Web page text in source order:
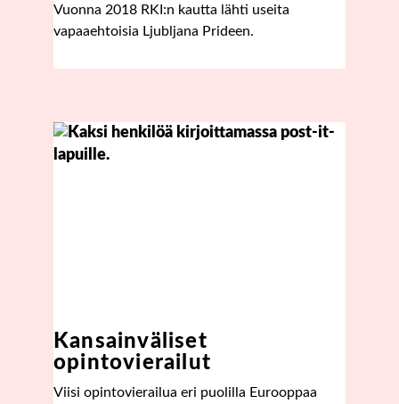
Vuonna 2018 RKI:n kautta lähti useita
vapaaehtoisia Ljubljana Prideen.
Kansainväliset
opintovierailut
Viisi opintovierailua eri puolilla Eurooppaa